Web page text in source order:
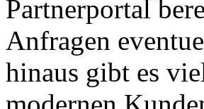
Partnerportal
Anfragen
hinaus gibt es